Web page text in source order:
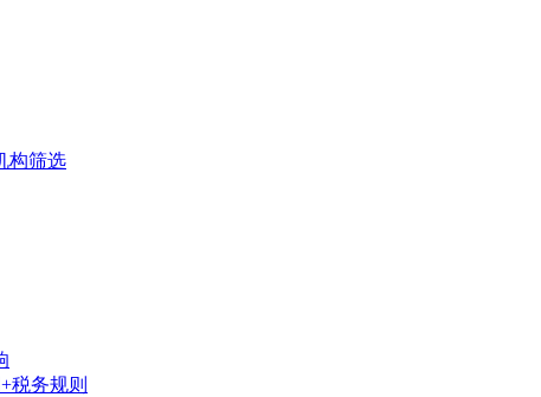
构筛选
税务规则